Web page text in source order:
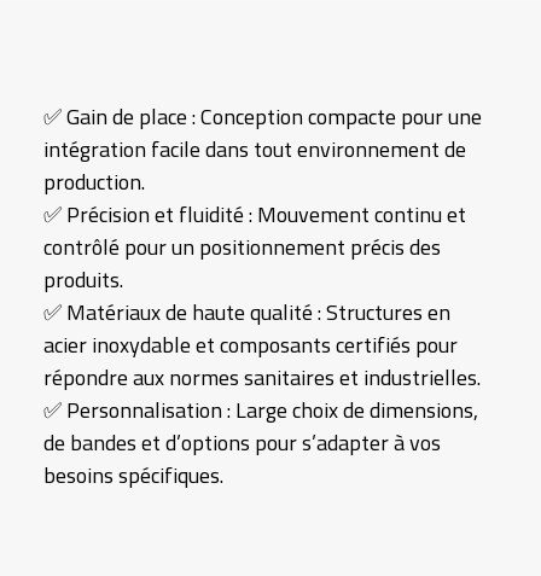
✅ Gain de place : Conception compacte pour une
intégration facile dans tout environnement de
production.
✅ Précision et fluidité : Mouvement continu et
contrôlé pour un positionnement précis des
produits.
✅ Matériaux de haute qualité : Structures en
acier inoxydable et composants certifiés pour
répondre aux normes sanitaires et industrielles.
✅ Personnalisation : Large choix de dimensions,
de bandes et d’options pour s’adapter à vos
besoins spécifiques.